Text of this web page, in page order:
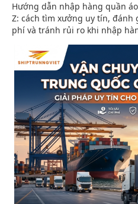
Hướng dẫn nhập hàng quần
Z: cách tìm xưởng uy tín, đánh
phí và tránh rủi ro khi nhập